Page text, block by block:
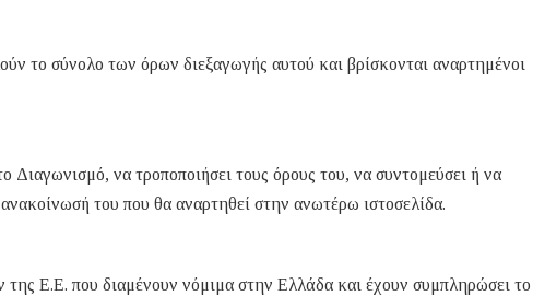
το σύνολο των όρων διεξαγωγής αυτού και βρίσκονται αναρτημένοι
να τροποποιήσει τους όρους του, να συντομεύσει ή να
του που θα αναρτηθεί στην ανωτέρω ιστοσελίδα.
Ε.Ε. που διαμένουν νόμιμα στην Ελλάδα και έχουν συμπληρώσει το